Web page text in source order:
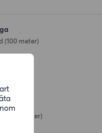
(100 meter)
(167 meter)